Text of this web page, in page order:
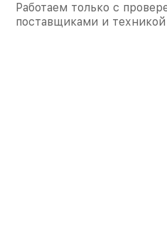
Работаем только с
поставщиками и техникой